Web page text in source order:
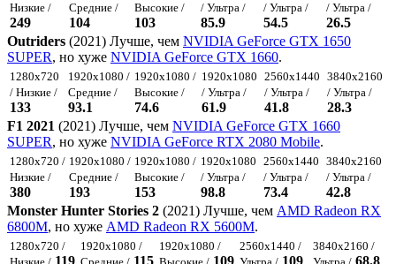
Низкие /
249
Средние /
104
Высокие /
103
/ Ультра /
85.9
/ Ультра /
54.5
/ Ультра /
26.5
Outriders (2021) Лучше, чем NVIDIA GeForce GTX 1650
SUPER, но хуже NVIDIA GeForce GTX 1660.
1280x720
/ Низкие /
133
1920x1080 /
Средние /
93.1
1920x1080 /
Высокие /
74.6
1920x1080
/ Ультра /
61.9
2560x1440
/ Ультра /
41.8
3840x2160
/ Ультра /
28.3
F1 2021 (2021) Лучше, чем NVIDIA GeForce GTX 1660
SUPER, но хуже NVIDIA GeForce RTX 2080 Mobile.
1280x720 /
Низкие /
380
1920x1080 /
Средние /
193
1920x1080 /
Высокие /
153
1920x1080
/ Ультра /
98.8
2560x1440
/ Ультра /
73.4
3840x2160
/ Ультра /
42.8
Monster Hunter Stories 2 (2021) Лучше, чем AMD Radeon RX
6800M, но хуже AMD Radeon RX 5600M.
1280x720 /
1920x1080 /
1920x1080 /
2560x1440 /
3840x2160 /